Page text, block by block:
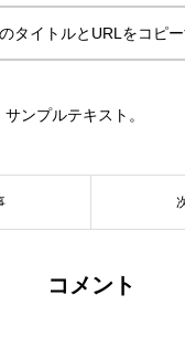
タイトルとURLをコピ
ンプルテキスト。
コメント